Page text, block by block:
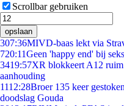
Scrollbar gebruiken
opslaan
307:36MIVD-baas lekt via
720:11Geen 'happy end' bij
3419:57XR blokkeert A12 ruim
aanhouding
1112:28Broer 135 keer
doodslag Gouda